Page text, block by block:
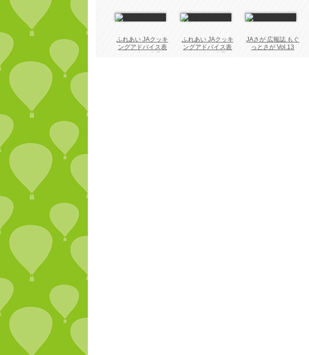
ふれあい JAクッキ
ングアドバイス表
ふれあい JAクッキ
ングアドバイス表
JAさが 広報誌 もぐ
っとさが Vol.13